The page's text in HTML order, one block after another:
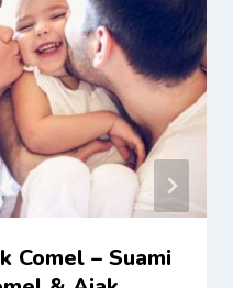
Comel – Suami